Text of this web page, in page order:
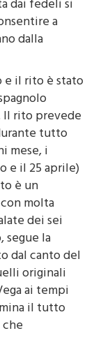
dai fedeli si
a
dalla
e il rito è stato
Il rito prevede
tutto
mese, i
e il 25 aprile)
è un
molta
dei sei
la
dal canto del
originali
ai tempi
il tutto